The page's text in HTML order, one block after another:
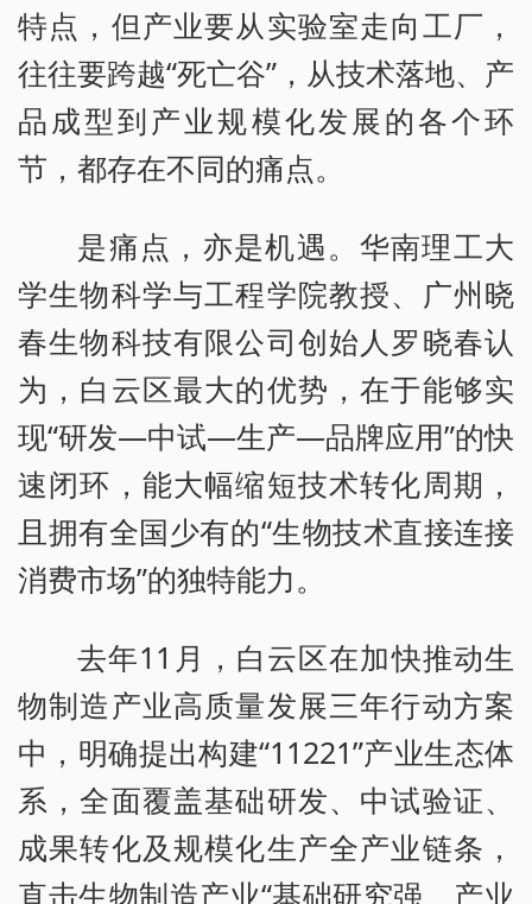
特点，但产业要从实验室走向工厂，
往往要跨越“死亡谷”，从技术落地、产
品成型到产业规模化发展的各个环
节，都存在不同的痛点。
是痛点，亦是机遇。华南理工大
学生物科学与工程学院教授、广州晓
春生物科技有限公司创始人罗晓春认
为，白云区最大的优势，在于能够实
现“研发—中试—生产—品牌应用”的快
速闭环，能大幅缩短技术转化周期，
且拥有全国少有的“生物技术直接连接
消费市场”的独特能力。
去年11月，白云区在加快推动生
物制造产业高质量发展三年行动方案
中，明确提出构建“11221”产业生态体
系，全面覆盖基础研发、中试验证、
成果转化及规模化生产全产业链条，
直击生物制造产业“基础研究强、产业